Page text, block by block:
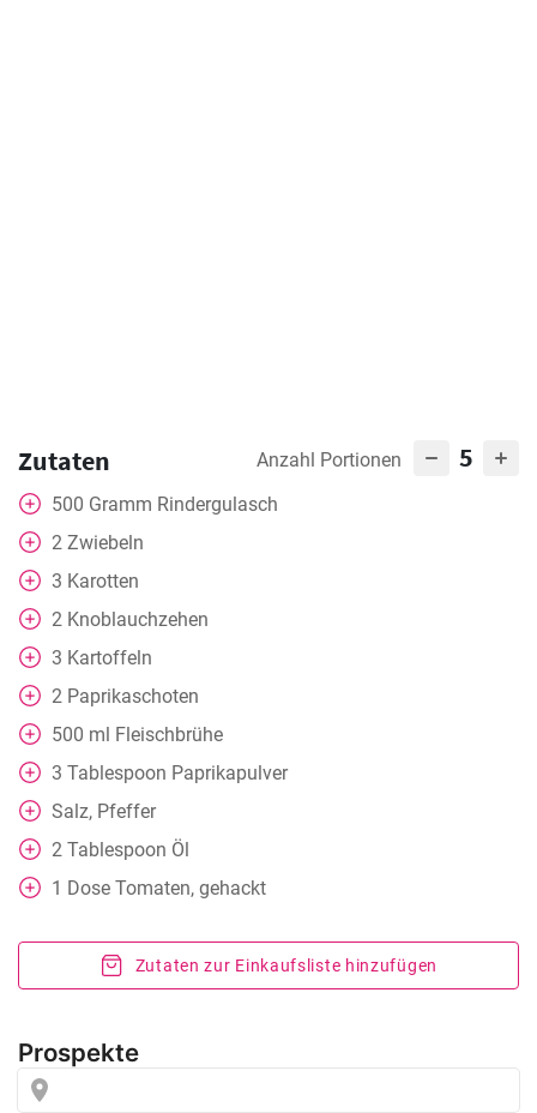
Zutaten Anzahl Portionen 5
500 Gramm Rindergulasch
2 Zwiebeln
3 Karotten
2 Knoblauchzehen
3 Kartoffeln
2 Paprikaschoten
500 ml Fleischbrühe
3 Tablespoon Paprikapulver
Salz, Pfeffer
2 Tablespoon Öl
1 Dose Tomaten, gehackt
Zutaten zur Einkaufsliste hinzufügen